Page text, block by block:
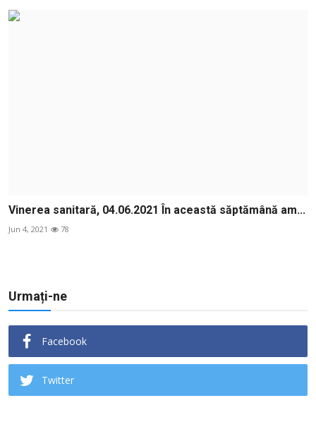
Vinerea sanitară, 04.06.2021 În această săptămână am...
Jun 4, 2021 78
Urmați-ne
Facebook
Twitter